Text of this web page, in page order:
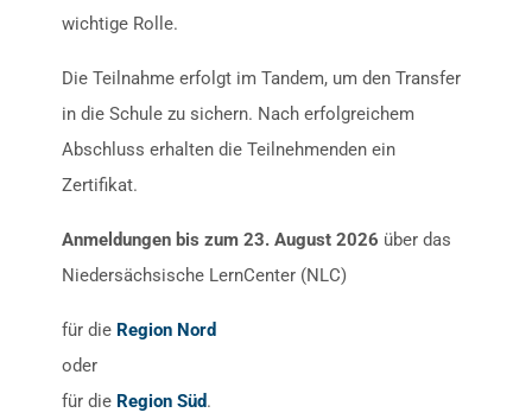
wichtige Rolle.
Die Teilnahme erfolgt im Tandem, um den Transfer
in die Schule zu sichern. Nach erfolgreichem
Abschluss erhalten die Teilnehmenden ein
Zertifikat.
Anmeldungen bis zum 23. August 2026 über das
Niedersächsische LernCenter (NLC)
für die Region Nord
oder
für die Region Süd.